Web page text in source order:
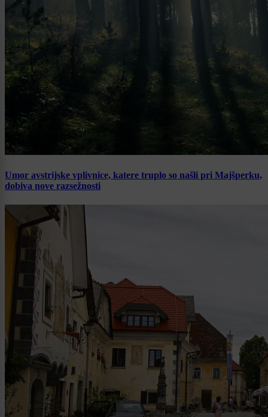
Umor avstrijske vplivnice, katere truplo so našli pri Majšperku,
dobiva nove razsežnosti